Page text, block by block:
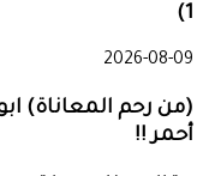
1)
2026-08-09
(من رحم المعاناة)
أحمر !!